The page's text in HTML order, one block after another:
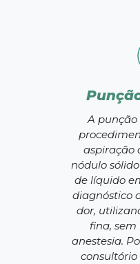
A
aspiração
nódulo
de líquido
diagnóstico
dor,
fina, sem
anestesia.
consultório